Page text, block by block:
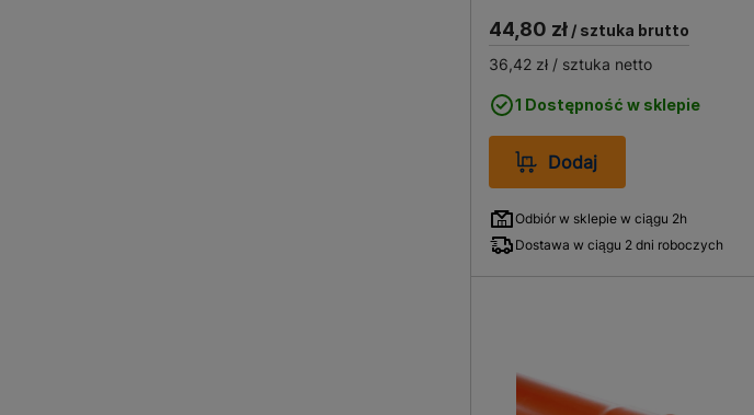
44,80 zł/ sztuka brutto
36,42 zł/ sztuka netto
1 Dostępność w sklepie
Dodaj
Odbiór w sklepie w ciągu 2h
Dostawa w ciągu 2 dni roboczych